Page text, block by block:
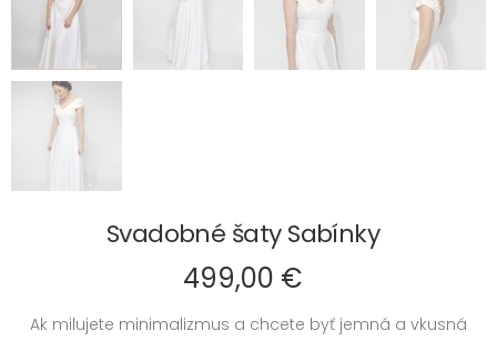
Svadobné šaty Sabínky
499,00 €
Ak milujete minimalizmus a chcete byť jemná a vkusná